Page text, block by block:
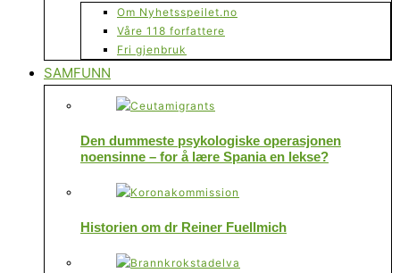
Om Nyhetsspeilet.no
Våre 118 forfattere
Fri gjenbruk
SAMFUNN
Den dummeste psykologiske operasjonen
noensinne – for å lære Spania en lekse?
Historien om dr Reiner Fuellmich